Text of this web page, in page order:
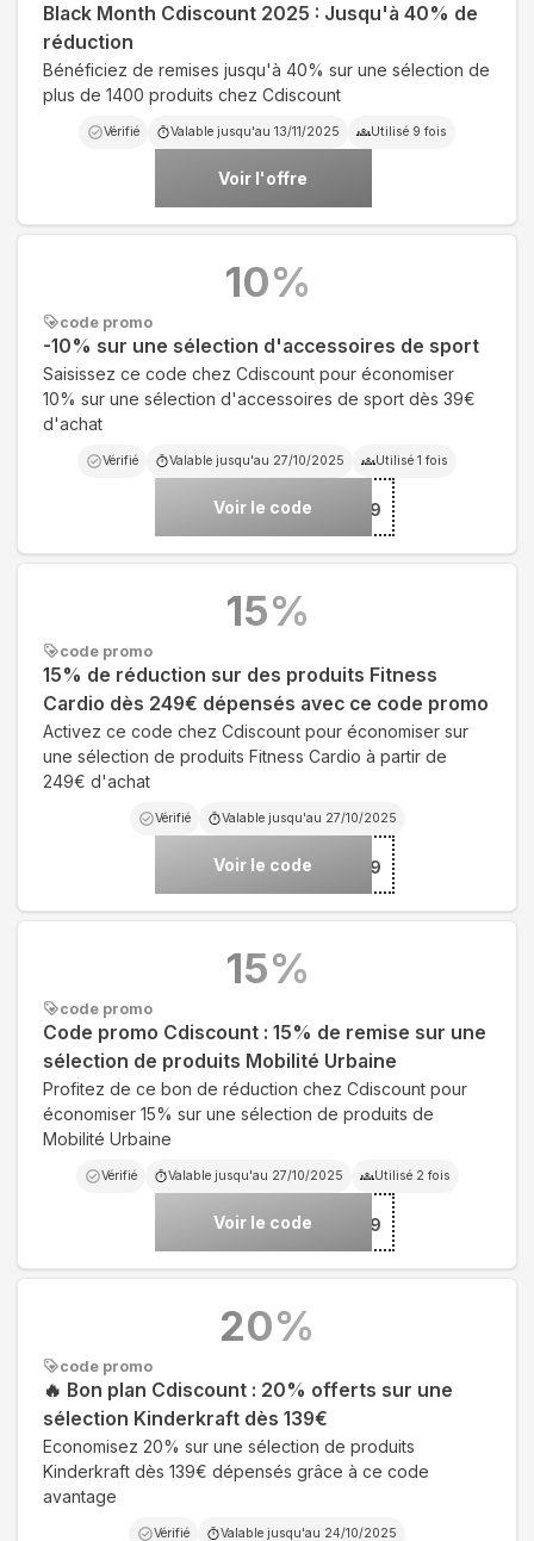
Black Month Cdiscount 2025 : Jusqu'à 40% de
réduction
Bénéficiez de remises jusqu'à 40% sur une sélection de
plus de 1400 produits chez Cdiscount
Vérifié Valable jusqu'au 13/11/2025 Utilisé 9 fois
Voir l'offre
code promo
-10% sur une sélection d'accessoires de sport
Saisissez ce code chez Cdiscount pour économiser
10% sur une sélection d'accessoires de sport dès 39€
d'achat
Vérifié Valable jusqu'au 27/10/2025 Utilisé 1 fois
Voir le code***PORT39
10%
code promo
15% de réduction sur des produits Fitness
Cardio dès 249€ dépensés avec ce code promo
Activez ce code chez Cdiscount pour économiser sur
une sélection de produits Fitness Cardio à partir de
249€ d'achat
Vérifié Valable jusqu'au 27/10/2025
Voir le code***IT249
15%
code promo
Code promo Cdiscount : 15% de remise sur une
sélection de produits Mobilité Urbaine
Profitez de ce bon de réduction chez Cdiscount pour
économiser 15% sur une sélection de produits de
Mobilité Urbaine
Vérifié Valable jusqu'au 27/10/2025 Utilisé 2 fois
Voir le code***OB499
15%
code promo
🔥 Bon plan Cdiscount : 20% offerts sur une
sélection Kinderkraft dès 139€
Economisez 20% sur une sélection de produits
Kinderkraft dès 139€ dépensés grâce à ce code
avantage
Vérifié Valable jusqu'au 24/10/2025
20%